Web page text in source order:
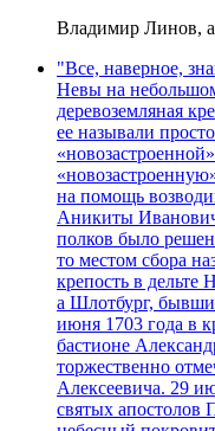
Владимир Линов,
"Все, наверное,
Невы на
деревоземляная
ее называли
на помощь
Аникиты
полков было
то местом сбора
крепость в дельте
а Шлотбург,
июня 1703 года в
бастионе
торжественно
Алексеевича. 29
святых апостолов